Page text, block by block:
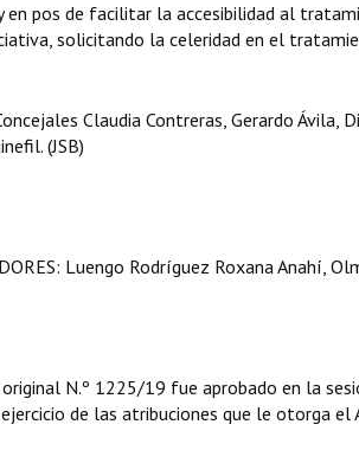
en pos de facilitar la accesibilidad al
solicitando la celeridad en el
Claudia Contreras, Gerardo Ávila,
(JSB)
Luengo Rodríguez Roxana Anahí,
N.º 1225/19 fue aprobado en la
de las atribuciones que le otorga el